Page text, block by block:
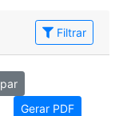
Filtrar
Gerar PDF